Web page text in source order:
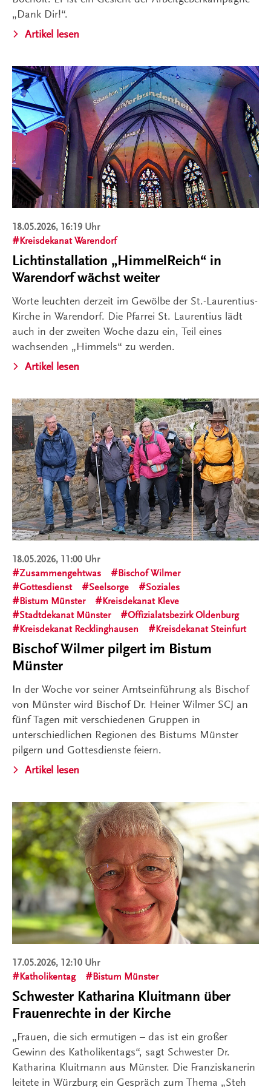
„Dank Dir!“.
Artikel lesen
18.05.2026, 16:19 Uhr
Kreisdekanat Warendorf
Lichtinstallation „HimmelReich“ in
Warendorf wächst weiter
Worte leuchten derzeit im Gewölbe der St.-Laurentius-
Kirche in Warendorf. Die Pfarrei St. Laurentius lädt
auch in der zweiten Woche dazu ein, Teil eines
wachsenden „Himmels“ zu werden.
Artikel lesen
18.05.2026, 11:00 Uhr
Zusammengehtwas
Bischof Wilmer
Gottesdienst
Seelsorge
Soziales
Bistum Münster
Kreisdekanat Kleve
Stadtdekanat Münster
Offizialatsbezirk Oldenburg
Kreisdekanat Recklinghausen
Kreisdekanat Steinfurt
Bischof Wilmer pilgert im Bistum
Münster
In der Woche vor seiner Amtseinführung als Bischof
von Münster wird Bischof Dr. Heiner Wilmer SCJ an
fünf Tagen mit verschiedenen Gruppen in
unterschiedlichen Regionen des Bistums Münster
pilgern und Gottesdienste feiern.
Artikel lesen
17.05.2026, 12:10 Uhr
Katholikentag
Bistum Münster
Schwester Katharina Kluitmann über
Frauenrechte in der Kirche
„Frauen, die sich ermutigen – das ist ein großer
Gewinn des Katholikentags“, sagt Schwester Dr.
Katharina Kluitmann aus Münster. Die Franziskanerin
leitete in Würzburg ein Gespräch zum Thema „Steh